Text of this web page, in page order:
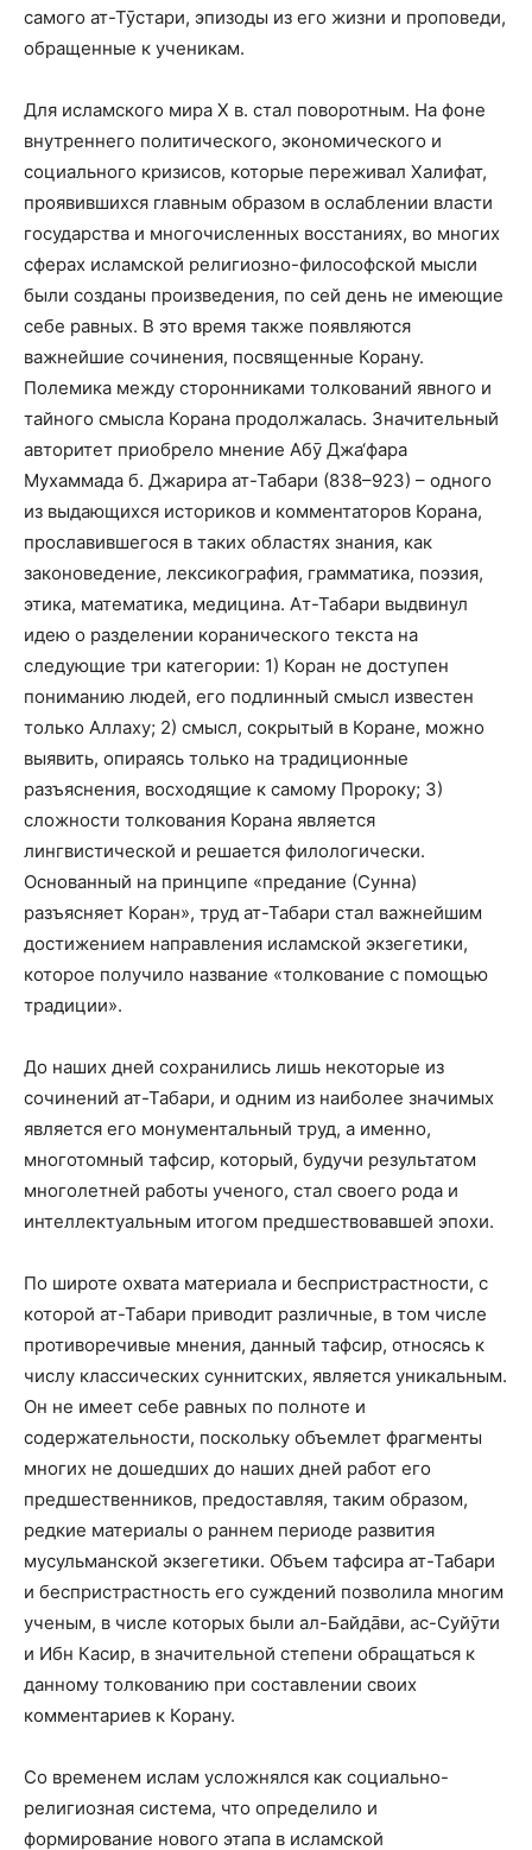
самого ат-Тӯстари, эпизоды из его жизни и проповеди,
обращенные к ученикам.
Для исламского мира X в. стал поворотным. На фоне
внутреннего политического, экономического и
социального кризисов, которые переживал Халифат,
проявившихся главным образом в ослаблении власти
государства и многочисленных восстаниях, во многих
сферах исламской религиозно-философской мысли
были созданы произведения, по сей день не имеющие
себе равных. В это время также появляются
важнейшие сочинения, посвященные Корану.
Полемика между сторонниками толкований явного и
тайного смысла Корана продолжалась. Значительный
авторитет приобрело мнение Абӯ Джа‘фара
Мухаммада б. Джарира ат-Табари (838–923) – одного
из выдающихся историков и комментаторов Корана,
прославившегося в таких областях знания, как
законоведение, лексикография, грамматика, поэзия,
этика, математика, медицина. Ат-Табари выдвинул
идею о разделении коранического текста на
следующие три категории: 1) Коран не доступен
пониманию людей, его подлинный смысл известен
только Аллаху; 2) смысл, сокрытый в Коране, можно
выявить, опираясь только на традиционные
разъяснения, восходящие к самому Пророку; 3)
сложности толкования Корана является
лингвистической и решается филологически.
Основанный на принципе «предание (Сунна)
разъясняет Коран», труд ат-Табари стал важнейшим
достижением направления исламской экзегетики,
которое получило название «толкование с помощью
традиции».
До наших дней сохранились лишь некоторые из
сочинений ат-Табари, и одним из наиболее значимых
является его монументальный труд, а именно,
многотомный тафсир, который, будучи результатом
многолетней работы ученого, стал своего рода и
интеллектуальным итогом предшествовавшей эпохи.
По широте охвата материала и беспристрастности, с
которой ат-Табари приводит различные, в том числе
противоречивые мнения, данный тафсир, относясь к
числу классических суннитских, является уникальным.
Он не имеет себе равных по полноте и
содержательности, поскольку объемлет фрагменты
многих не дошедших до наших дней работ его
предшественников, предоставляя, таким образом,
редкие материалы о раннем периоде развития
мусульманской экзегетики. Объем тафсира ат-Табари
и беспристрастность его суждений позволила многим
ученым, в числе которых были ал-Байдāви, ас-Суйӯти
и Ибн Касир, в значительной степени обращаться к
данному толкованию при составлении своих
комментариев к Корану.
Со временем ислам усложнялся как социально-
религиозная система, что определило и
формирование нового этапа в исламской